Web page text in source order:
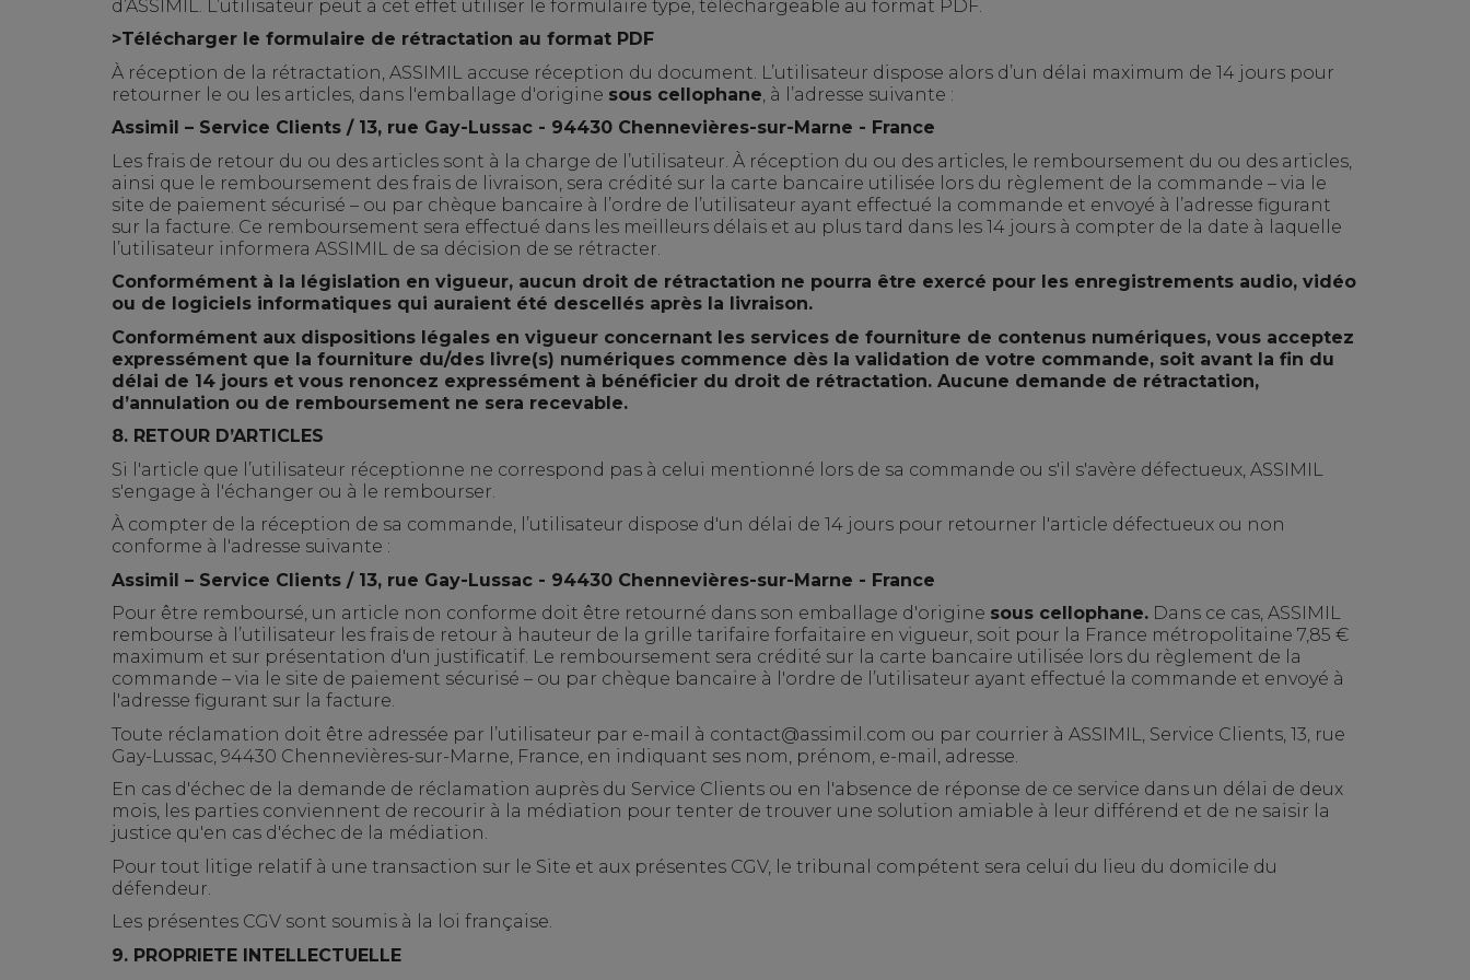
d’ASSIMIL. L’utilisateur peut à cet effet utiliser le formulaire type, téléchargeable au format PDF.
>Télécharger le formulaire de rétractation au format PDF
À réception de la rétractation, ASSIMIL accuse réception du document. L’utilisateur dispose alors d’un délai maximum de 14 jours pour
retourner le ou les articles, dans l'emballage d'origine sous cellophane, à l’adresse suivante :
Assimil – Service Clients / 13, rue Gay-Lussac - 94430 Chennevières-sur-Marne - France
Les frais de retour du ou des articles sont à la charge de l’utilisateur. À réception du ou des articles, le remboursement du ou des articles,
ainsi que le remboursement des frais de livraison, sera crédité sur la carte bancaire utilisée lors du règlement de la commande – via le
site de paiement sécurisé – ou par chèque bancaire à l’ordre de l’utilisateur ayant effectué la commande et envoyé à l’adresse figurant
sur la facture. Ce remboursement sera effectué dans les meilleurs délais et au plus tard dans les 14 jours à compter de la date à laquelle
l’utilisateur informera ASSIMIL de sa décision de se rétracter.
Conformément à la législation en vigueur, aucun droit de rétractation ne pourra être exercé pour les enregistrements audio, vidéo
ou de logiciels informatiques qui auraient été descellés après la livraison.
Conformément aux dispositions légales en vigueur concernant les services de fourniture de contenus numériques, vous acceptez
expressément que la fourniture du/des livre(s) numériques commence dès la validation de votre commande, soit avant la fin du
délai de 14 jours et vous renoncez expressément à bénéficier du droit de rétractation. Aucune demande de rétractation,
d’annulation ou de remboursement ne sera recevable.
8. RETOUR D’ARTICLES
Si l'article que l’utilisateur réceptionne ne correspond pas à celui mentionné lors de sa commande ou s'il s'avère défectueux, ASSIMIL
s'engage à l'échanger ou à le rembourser.
À compter de la réception de sa commande, l’utilisateur dispose d'un délai de 14 jours pour retourner l'article défectueux ou non
conforme à l'adresse suivante :
Assimil – Service Clients / 13, rue Gay-Lussac - 94430 Chennevières-sur-Marne - France
Pour être remboursé, un article non conforme doit être retourné dans son emballage d'origine sous cellophane. Dans ce cas, ASSIMIL
rembourse à l’utilisateur les frais de retour à hauteur de la grille tarifaire forfaitaire en vigueur, soit pour la France métropolitaine 7,85 €
maximum et sur présentation d'un justificatif. Le remboursement sera crédité sur la carte bancaire utilisée lors du règlement de la
commande – via le site de paiement sécurisé – ou par chèque bancaire à l'ordre de l’utilisateur ayant effectué la commande et envoyé à
l'adresse figurant sur la facture.
Toute réclamation doit être adressée par l’utilisateur par e-mail à contact@assimil.com ou par courrier à ASSIMIL, Service Clients, 13, rue
Gay-Lussac, 94430 Chennevières-sur-Marne, France, en indiquant ses nom, prénom, e-mail, adresse.
En cas d'échec de la demande de réclamation auprès du Service Clients ou en l'absence de réponse de ce service dans un délai de deux
mois, les parties conviennent de recourir à la médiation pour tenter de trouver une solution amiable à leur différend et de ne saisir la
justice qu'en cas d'échec de la médiation.
Pour tout litige relatif à une transaction sur le Site et aux présentes CGV, le tribunal compétent sera celui du lieu du domicile du
défendeur.
Les présentes CGV sont soumis à la loi française.
9. PROPRIETE INTELLECTUELLE